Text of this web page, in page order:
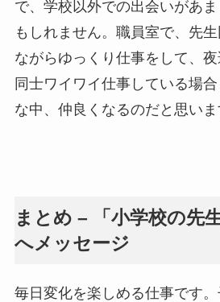
で、学校以外での出会いがあ
もしれません。職員室で、先
ながらゆっくり仕事をして、
同士ワイワイ仕事している場
な中、仲良くなるのだと思いま
まとめ – 「小学校の先
へメッセージ
毎日変化を楽しめる仕事です。